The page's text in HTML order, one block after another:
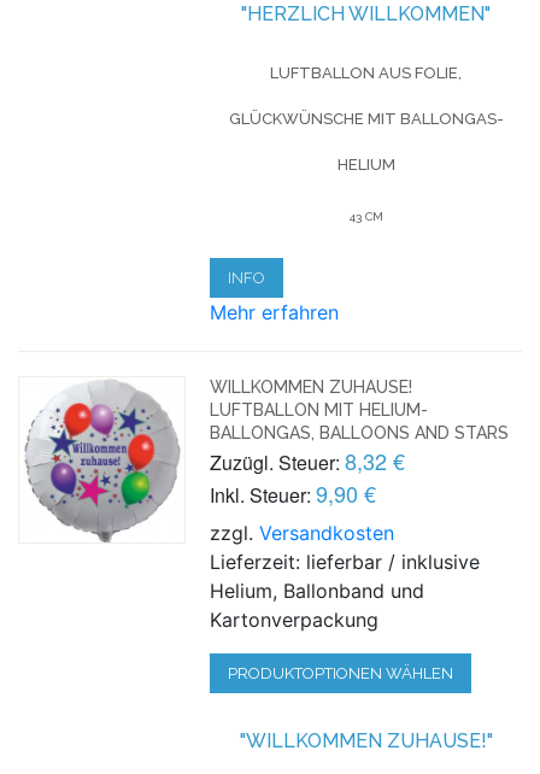
"HERZLICH WILLKOMMEN"
LUFTBALLON AUS FOLIE,
GLÜCKWÜNSCHE MIT BALLONGAS-
HELIUM
43 CM
INFO
Mehr erfahren
WILLKOMMEN ZUHAUSE!
LUFTBALLON MIT HELIUM-
BALLONGAS, BALLOONS AND STARS
Zuzügl. Steuer: 8,32 €
Inkl. Steuer: 9,90 €
zzgl.Versandkosten
Lieferzeit: lieferbar / inklusive
Helium, Ballonband und
Kartonverpackung
PRODUKTOPTIONEN WÄHLEN
"WILLKOMMEN ZUHAUSE!"